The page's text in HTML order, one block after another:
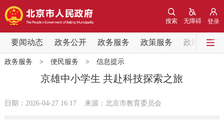
登录
无障碍
搜索
要闻动态 政务公开 政务服务 政策服务 政民互动
要闻动态
党中央精神 国务院信息
政务服务 > 便民服务 > 信息提示
京雄中小学生 共赴科技探索之旅
日期：2026-04-27 16:17 来源：北京市教育委员会